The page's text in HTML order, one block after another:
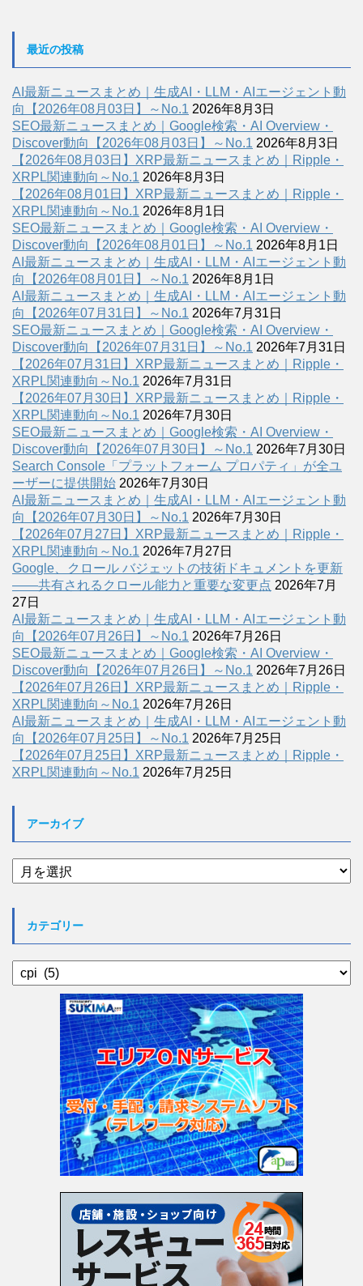
最近の投稿
AI最新ニュースまとめ｜生成AI・LLM・AIエージェント動
向【2026年08月03日】～No.1 2026年8月3日
SEO最新ニュースまとめ｜Google検索・AI Overview・
Discover動向【2026年08月03日】～No.1 2026年8月3日
【2026年08月03日】XRP最新ニュースまとめ｜Ripple・
XRPL関連動向～No.1 2026年8月3日
【2026年08月01日】XRP最新ニュースまとめ｜Ripple・
XRPL関連動向～No.1 2026年8月1日
SEO最新ニュースまとめ｜Google検索・AI Overview・
Discover動向【2026年08月01日】～No.1 2026年8月1日
AI最新ニュースまとめ｜生成AI・LLM・AIエージェント動
向【2026年08月01日】～No.1 2026年8月1日
AI最新ニュースまとめ｜生成AI・LLM・AIエージェント動
向【2026年07月31日】～No.1 2026年7月31日
SEO最新ニュースまとめ｜Google検索・AI Overview・
Discover動向【2026年07月31日】～No.1 2026年7月31日
【2026年07月31日】XRP最新ニュースまとめ｜Ripple・
XRPL関連動向～No.1 2026年7月31日
【2026年07月30日】XRP最新ニュースまとめ｜Ripple・
XRPL関連動向～No.1 2026年7月30日
SEO最新ニュースまとめ｜Google検索・AI Overview・
Discover動向【2026年07月30日】～No.1 2026年7月30日
Search Console「プラットフォーム プロパティ」が全ユ
ーザーに提供開始 2026年7月30日
AI最新ニュースまとめ｜生成AI・LLM・AIエージェント動
向【2026年07月30日】～No.1 2026年7月30日
【2026年07月27日】XRP最新ニュースまとめ｜Ripple・
XRPL関連動向～No.1 2026年7月27日
Google、クロール バジェットの技術ドキュメントを更新
――共有されるクロール能力と重要な変更点 2026年7月
27日
AI最新ニュースまとめ｜生成AI・LLM・AIエージェント動
向【2026年07月26日】～No.1 2026年7月26日
SEO最新ニュースまとめ｜Google検索・AI Overview・
Discover動向【2026年07月26日】～No.1 2026年7月26日
【2026年07月26日】XRP最新ニュースまとめ｜Ripple・
XRPL関連動向～No.1 2026年7月26日
AI最新ニュースまとめ｜生成AI・LLM・AIエージェント動
向【2026年07月25日】～No.1 2026年7月25日
【2026年07月25日】XRP最新ニュースまとめ｜Ripple・
XRPL関連動向～No.1 2026年7月25日
アーカイブ
ア
ー
カテゴリー
カ
テ